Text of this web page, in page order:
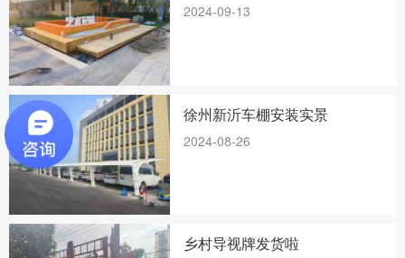
2024-09-13
徐州新沂车棚安装实景
2024-08-26
乡村导视牌发货啦